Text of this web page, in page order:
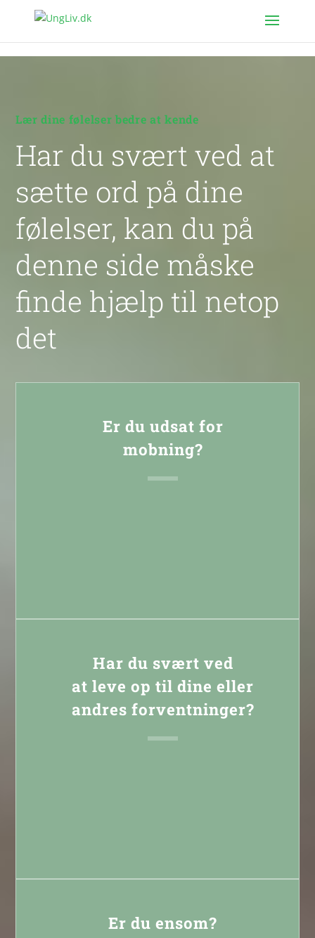
Lær dine følelser bedre at kende
Har du svært ved at
sætte ord på dine
følelser, kan du på
denne side måske
finde hjælp til netop
det
Er du udsat for
mobning?
Har du svært ved
at leve op til dine eller
andres forventninger?
Er du ensom?